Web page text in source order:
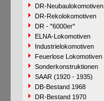
DR-Neubaulokomotiven
DR-Rekolokomotiven
DR - "6000er"
ELNA-Lokomotiven
Industrielokomotiven
Feuerlose Lokomotiven
Sonderkonstruktionen
SAAR (1920 - 1935)
DB-Bestand 1968
DR-Bestand 1970